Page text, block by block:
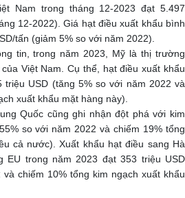
Nam trong tháng 12-2023 đạt 5.497
12-2022). Giá hạt điều xuất khẩu bình
tấn (giảm 5% so với năm 2022).
tin, trong năm 2023, Mỹ là thị trường
Việt Nam. Cụ thể, hạt điều xuất khẩu
USD (tăng 5% so với năm 2022 và
xuất khẩu mặt hàng này).
Quốc cũng ghi nhận đột phá với kim
so với năm 2022 và chiếm 19% tổng
cả nước). Xuất khẩu hạt điều sang Hà
EU trong năm 2023 đạt 353 triệu USD
chiếm 10% tổng kim ngạch xuất khẩu